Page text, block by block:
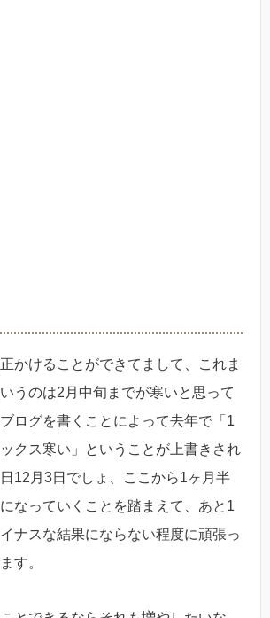
かけることができてまして、これま
うのは2月中旬までが寒いと思って
ログを書くことによって去年で「1
クス寒い」ということが上書きされ
12月3日でしょ、ここから1ヶ月半
なっていくことを踏まえて、あと1
ナスな結果にならない程度に頑張っ
す。